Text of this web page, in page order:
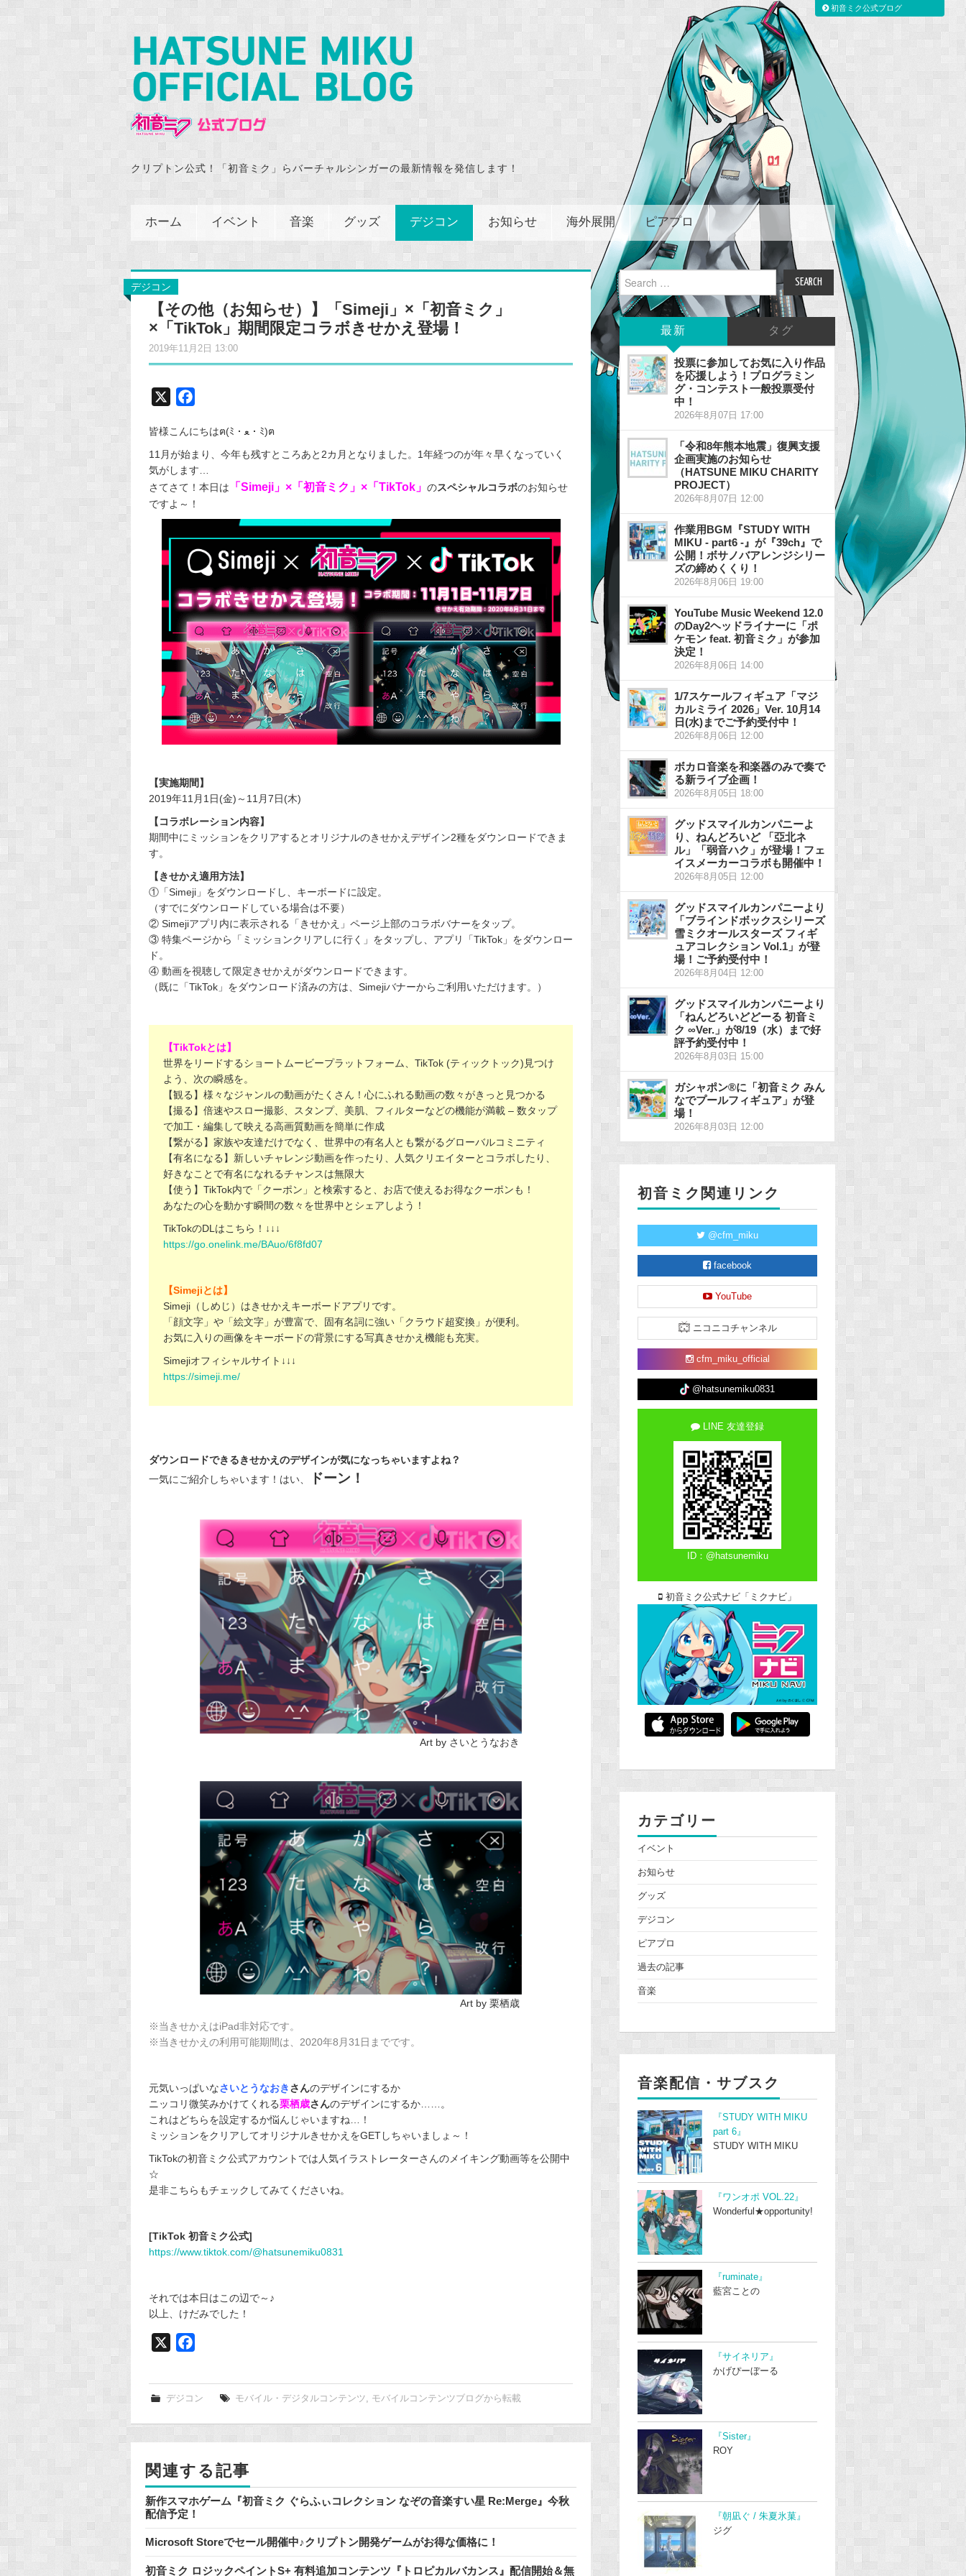
クリプトン公式！「初音ミク」らバーチャルシンガーの最新情報を発信します！
ホーム イベント 音楽 グッズ デジコン お知らせ 海外展開 ピアプロ
デジコン
【その他（お知らせ）】「Simeji」×「初音ミク」
×「TikTok」期間限定コラボきせかえ登場！
2019年11月2日 13:00
c
e
b
o
皆様こんにちはฅ(ﾐ・ﻌ・ﾐ)ฅ
11月が始まり、今年も残すところあと2カ月となりました。1年経つのが年々早くなっていく
気がします…
さてさて！本日は 「Simeji」×「初音ミク」×「TikTok」 のスペシャルコラボのお知らせ
ですよ～！
【実施期間】
2019年11月1日(金)～11月7日(木)
【コラボレーション内容】
期間中にミッションをクリアするとオリジナルのきせかえデザイン2種をダウンロードできま
す。
【きせかえ適用方法】
①「Simeji」をダウンロードし、キーボードに設定。
（すでにダウンロードしている場合は不要）
② Simejiアプリ内に表示される「きせかえ」ページ上部のコラボバナーをタップ。
③ 特集ページから「ミッションクリアしに行く」をタップし、アプリ「TikTok」をダウンロー
ド。
④ 動画を視聴して限定きせかえがダウンロードできます。
（既に「TikTok」をダウンロード済みの方は、Simejiバナーからご利用いただけます。）
【TikTokとは】
世界をリードするショートムービープラットフォーム、TikTok (ティックトック)見つけ
よう、次の瞬感を。
【観る】様々なジャンルの動画がたくさん！心にふれる動画の数々がきっと見つかる
【撮る】倍速やスロー撮影、スタンプ、美肌、フィルターなどの機能が満載 – 数タップ
で加工・編集して映える高画質動画を簡単に作成
【繋がる】家族や友達だけでなく、世界中の有名人とも繋がるグローバルコミニティ
【有名になる】新しいチャレンジ動画を作ったり、人気クリエイターとコラボしたり、
好きなことで有名になれるチャンスは無限大
【使う】TikTok内で「クーポン」と検索すると、お店で使えるお得なクーポンも！
あなたの心を動かす瞬間の数々を世界中とシェアしよう！
TikTokのDLはこちら！↓↓↓
https://go.onelink.me/BAuo/6f8fd07
【Simejiとは】
Simeji（しめじ）はきせかえキーボードアプリです。
「顔文字」や「絵文字」が豊富で、固有名詞に強い「クラウド超変換」が便利。
お気に入りの画像をキーボードの背景にする写真きせかえ機能も充実。
Simejiオフィシャルサイト↓↓↓
https://simeji.me/
ダウンロードできるきせかえのデザインが気になっちゃいますよね？
一気にご紹介しちゃいます！はい、
ドーン！
Art by さいとうなおき
Art by 栗栖歳
※当きせかえはiPad非対応です。
※当きせかえの利用可能期間は、2020年8月31日までです。
元気いっぱいなさいとうなおきさんのデザインにするか
ニッコリ微笑みかけてくれる栗栖歳さんのデザインにするか……。
これはどちらを設定するか悩んじゃいますね…！
ミッションをクリアしてオリジナルきせかえをGETしちゃいましょ～！
TikTokの初音ミク公式アカウントでは人気イラストレーターさんのメイキング動画等を公開中
☆
是非こちらもチェックしてみてくださいね。
[TikTok 初音ミク公式]
https://www.tiktok.com/@hatsunemiku0831
それでは本日はこの辺で～♪
以上、けだみでした！
e
o
k
デジコン モバイル・デジタルコンテンツ, モバイルコンテンツブログから転載
関連する記事
新作スマホゲーム『初音ミク ぐらふぃコレクション なぞの音楽すい星 Re:Merge』今秋
配信予定！
Microsoft Storeでセール開催中♪クリプトン開発ゲームがお得な価格に！
初音ミク ロジックペイントS+ 有料追加コンテンツ『トロピカルバカンス』配信開始＆無
Search
for:
最新 タグ
投票に参加してお気に入り作品
を応援しよう！プログラミン
グ・コンテスト一般投票受付
中！
2026年8月07日 17:00
「令和8年熊本地震」復興支援
企画実施のお知らせ
（HATSUNE MIKU CHARITY
PROJECT）
2026年8月07日 12:00
作業用BGM『STUDY WITH
MIKU - part6 -』が『39ch』で
公開！ボサノバアレンジシリー
ズの締めくくり！
2026年8月06日 19:00
YouTube Music Weekend 12.0
のDay2ヘッドライナーに「ポ
ケモン feat. 初音ミク」が参加
決定！
2026年8月06日 14:00
1/7スケールフィギュア「マジ
カルミライ 2026」Ver. 10月14
日(水)までご予約受付中！
2026年8月06日 12:00
ボカロ音楽を和楽器のみで奏で
る新ライブ企画！
2026年8月05日 18:00
グッドスマイルカンパニーよ
り、ねんどろいど 「亞北ネ
ル」「弱音ハク」が登場！フェ
イスメーカーコラボも開催中！
2026年8月05日 12:00
グッドスマイルカンパニーより
「ブラインドボックスシリーズ
雪ミクオールスターズ フィギ
ュアコレクション Vol.1」が登
場！ご予約受付中！
2026年8月04日 12:00
グッドスマイルカンパニーより
「ねんどろいどどーる 初音ミ
ク ∞Ver.」が8/19（水）まで好
評予約受付中！
2026年8月03日 15:00
ガシャポン®に「初音ミク みん
なでプールフィギュア」が登
場！
2026年8月03日 12:00
初音ミク関連リンク
@cfm_miku
facebook
YouTube
ニコニコチャンネル
cfm_miku_official
@hatsunemiku0831
LINE 友達登録
ID：@hatsunemiku
初音ミク公式ナビ「ミクナビ」
カテゴリー
イベント
お知らせ
グッズ
デジコン
ピアプロ
過去の記事
音楽
音楽配信・サブスク
『STUDY WITH MIKU
part 6』
STUDY WITH MIKU
『ワンオポ VOL.22』
Wonderful★opportunity!
『ruminate』
藍宮ことの
『サイネリア』
かげぴーぼーる
『Sister』
ROY
『朝凪ぐ / 朱夏氷菓』
ジグ
初音ミク公式ブログ